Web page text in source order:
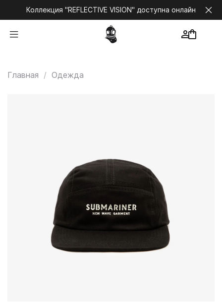
Коллекция "REFLECTIVE VISION" доступна онлайн
Главная Одежда